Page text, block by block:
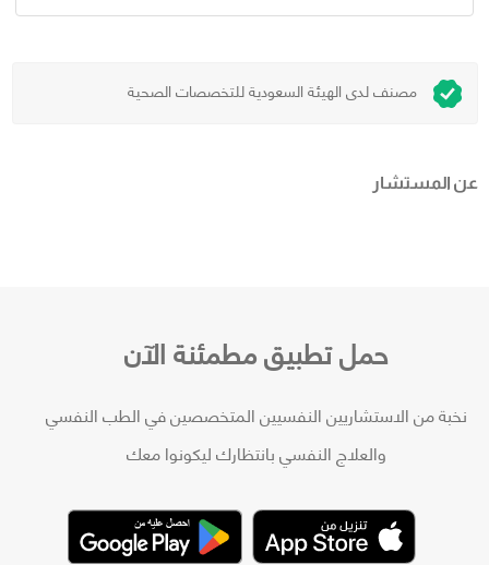
مصنف لدى الهيئة السعودية للتخصصات الصحية
عن المستشار
حمل تطبيق مطمئنة الآن
نخبة من الاستشاريين النفسيين المتخصصين في الطب النفسي
والعلاج النفسي بانتظارك ليكونوا معك